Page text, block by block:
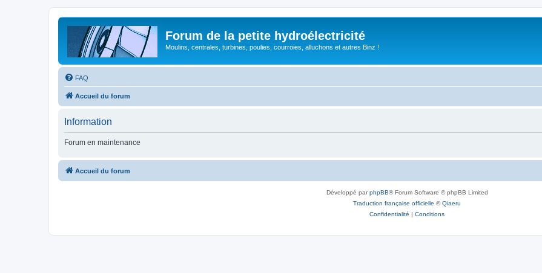
Forum de la petite hydroélectricité
Moulins, centrales, turbines, poulies, courroies, alluchons et autres Binz !
FAQ
Accueil du forum
Information
Forum en maintenance
Accueil du forum
Développé parphpBB® Forum Software © phpBB Limited
Traduction française officielle ©Qiaeru
Confidentialité | Conditions